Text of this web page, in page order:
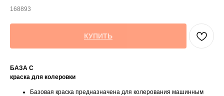
168893
КУПИТЬ
БАЗА С
краска для колеровки
Базовая краска предназначена для колерования машинным